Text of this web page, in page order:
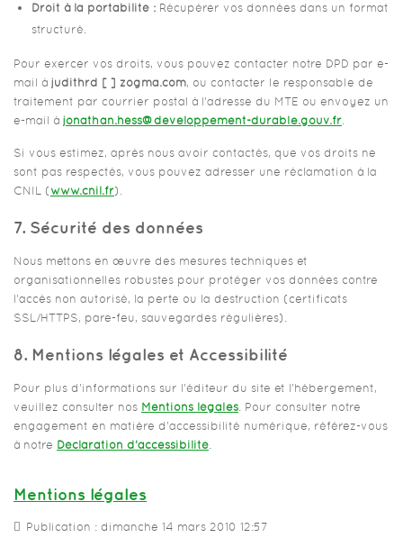
Droit à la portabilité : Récupérer vos données dans un format
structuré.
Pour exercer vos droits, vous pouvez contacter notre DPD par e-
mail à judithrd [ ] zogma.com, ou contacter le responsable de
traitement par courrier postal à l’adresse du MTE ou envoyez un
e-mail à jonathan.hess@developpement-durable.gouv.fr.
Si vous estimez, après nous avoir contactés, que vos droits ne
sont pas respectés, vous pouvez adresser une réclamation à la
CNIL ( www.cnil.fr).
7. Sécurité des données
Nous mettons en œuvre des mesures techniques et
organisationnelles robustes pour protéger vos données contre
l’accès non autorisé, la perte ou la destruction (certificats
SSL/HTTPS, pare-feu, sauvegardes régulières).
8. Mentions légales et Accessibilité
Pour plus d’informations sur l’éditeur du site et l’hébergement,
veuillez consulter nos Mentions légales. Pour consulter notre
engagement en matière d’accessibilité numérique, référez-vous
à notre Déclaration d’accessibilité.
Mentions légales
Publication : dimanche 14 mars 2010 12:57